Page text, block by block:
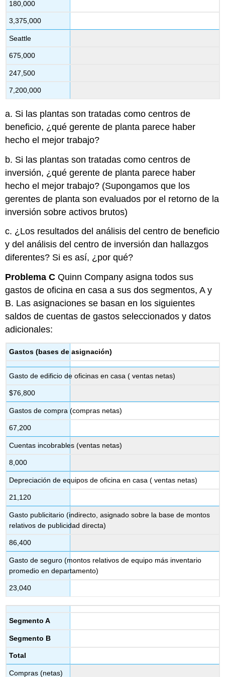
180,000
3,375,000
Seattle
675,000
247,500
7,200,000
a. Si las plantas son tratadas como centros de
beneficio, ¿qué gerente de planta parece haber
hecho el mejor trabajo?
b. Si las plantas son tratadas como centros de
inversión, ¿qué gerente de planta parece haber
hecho el mejor trabajo? (Supongamos que los
gerentes de planta son evaluados por el retorno de la
inversión sobre activos brutos)
c. ¿Los resultados del análisis del centro de beneficio
y del análisis del centro de inversión dan hallazgos
diferentes? Si es así, ¿por qué?
Problema C Quinn Company asigna todos sus
gastos de oficina en casa a sus dos segmentos, A y
B. Las asignaciones se basan en los siguientes
saldos de cuentas de gastos seleccionados y datos
adicionales:
Gastos (bases de asignación)
Gasto de edificio de oficinas en casa ( ventas netas)
$76,800
Gastos de compra (compras netas)
67,200
Cuentas incobrables (ventas netas)
8,000
Depreciación de equipos de oficina en casa ( ventas netas)
21,120
Gasto publicitario (indirecto, asignado sobre la base de montos
relativos de publicidad directa)
86,400
Gasto de seguro (montos relativos de equipo más inventario
promedio en departamento)
23,040
Segmento A
Segmento B
Total
Compras (netas)